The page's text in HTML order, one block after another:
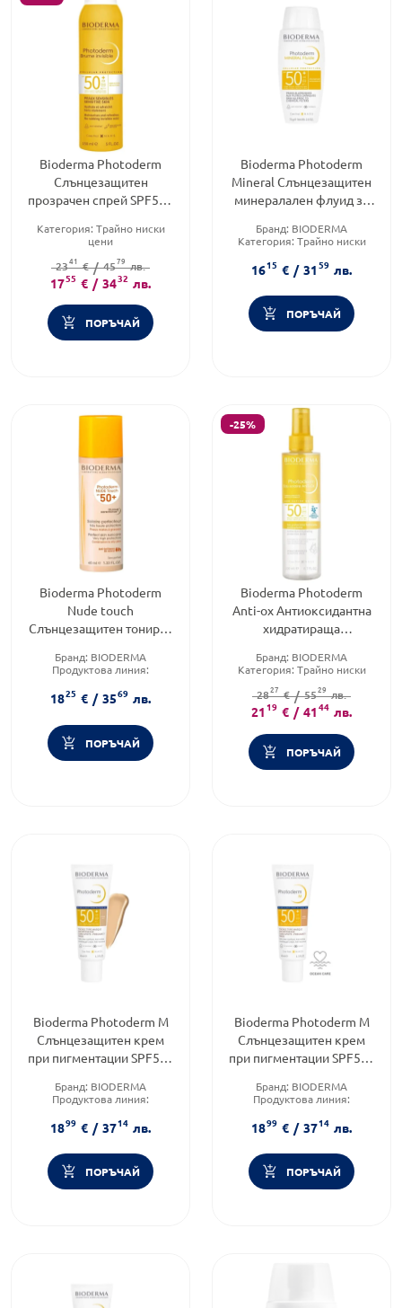
Bioderma Photoderm
Слънцезащитен
прозрачен спрей SPF50+
Категория: Трайно ниски
цени
50
Тип продукт:Спрей
2341 € / 4579 лв.
1755 € / 3432 лв.
ПОРЪЧАЙ
Bioderma Photoderm
Mineral Слънцезащитен
минералален флуид за
SPF50+ 75 гр
Бранд: BIODERMA
Категория: Трайно ниски
Тип козметика:
Дермокозметика
1615 € / 3159 лв.
ПОРЪЧАЙ
Bioderma Photoderm
Nude touch
Слънцезащитен тониран
цвят 40 мл
Бранд: BIODERMA
Продуктова линия:
Форма на продукта:крем
1825 € / 3569 лв.
ПОРЪЧАЙ
-25%
Bioderma Photoderm
Anti-ox Антиоксидантна
хидратираща
SPF50 200 мл
Бранд: BIODERMA
Категория: Трайно ниски
Тип продукт:Вода
2827 € / 5529 лв.
2119 € / 4144 лв.
ПОРЪЧАЙ
Bioderma Photoderm M
Слънцезащитен крем
при пигментации SPF50+
Бранд: BIODERMA
Продуктова линия:
Форма на продукта:крем
1899 € / 3714 лв.
ПОРЪЧАЙ
Bioderma Photoderm M
Слънцезащитен крем
при пигментации SPF50+
Бранд: BIODERMA
Продуктова линия:
Форма на продукта:крем
1899 € / 3714 лв.
ПОРЪЧАЙ